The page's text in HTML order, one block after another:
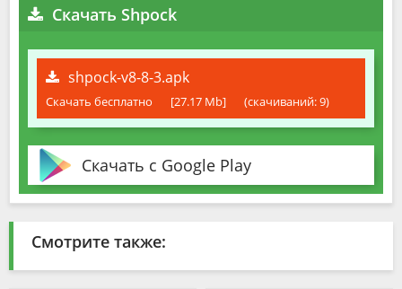
Скачать Shpock
shpock-v8-8-3.apk
Скачать бесплатно [27.17 Mb] (cкачиваний: 9)
Скачать с Google Play
Смотрите также: